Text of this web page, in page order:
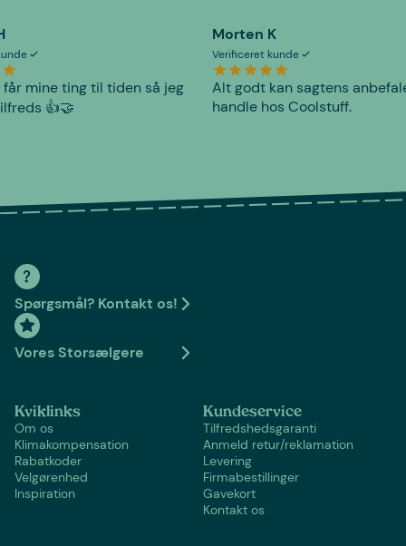
får mine ting til tiden så jeg
👍🤝
Morten K
Verificeret kunde
Alt godt kan sagtens
handle hos Coolstuff.
Spørgsmål? Kontakt os!
Vores Storsælgere
Kviklinks
Om os
Klimakompensation
Rabatkoder
Velgørenhed
Inspiration
Kundeservice
Tilfredshedsgaranti
Anmeld retur/reklamation
Levering
Firmabestillinger
Gavekort
Kontakt os